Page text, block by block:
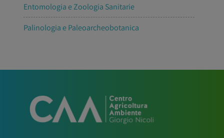
Entomologia e Zoologia Sanitarie
Palinologia e Paleoarcheobotanica